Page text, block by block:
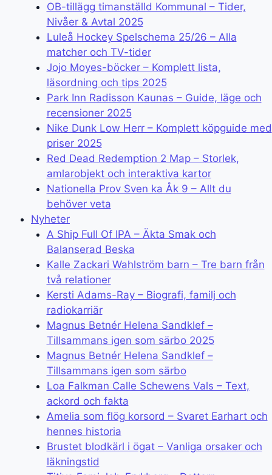
OB-tillägg timanställd Kommunal – Tider,
Nivåer & Avtal 2025
Luleå Hockey Spelschema 25/26 – Alla
matcher och TV-tider
Jojo Moyes-böcker – Komplett lista,
läsordning och tips 2025
Park Inn Radisson Kaunas – Guide, läge och
recensioner 2025
Nike Dunk Low Herr – Komplett köpguide med
priser 2025
Red Dead Redemption 2 Map – Storlek,
amlarobjekt och interaktiva kartor
Nationella Prov Sven ka Åk 9 – Allt du
behöver veta
Nyheter
A Ship Full Of IPA – Äkta Smak och
Balanserad Beska
Kalle Zackari Wahlström barn – Tre barn från
två relationer
Kersti Adams-Ray – Biografi, familj och
radiokarriär
Magnus Betnér Helena Sandklef –
Tillsammans igen som särbo 2025
Magnus Betnér Helena Sandklef –
Tillsammans igen som särbo
Loa Falkman Calle Schewens Vals – Text,
ackord och fakta
Amelia som flög korsord – Svaret Earhart och
hennes historia
Brustet blodkärl i ögat – Vanliga orsaker och
läkningstid